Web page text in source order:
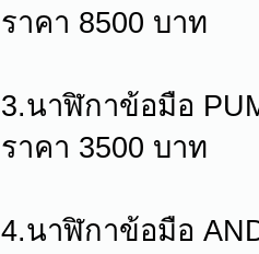
ราคา 8500 บาท
3.นาฬิกาข้อมือ
ราคา 3500 บาท
4.นาฬิกาข้อมือ